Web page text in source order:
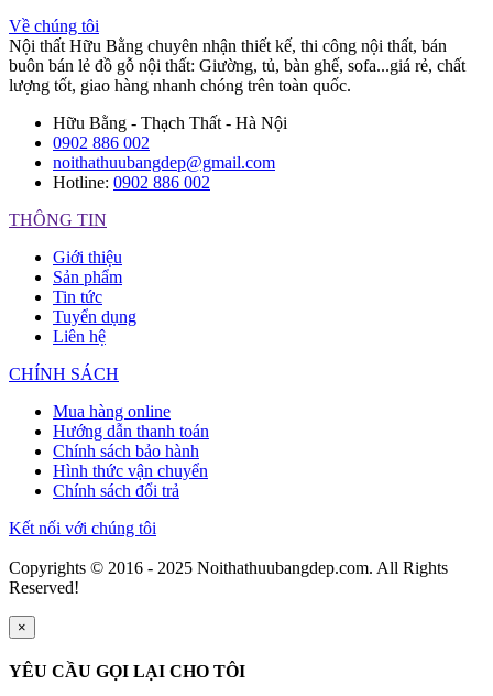
Về chúng tôi
Nội thất Hữu Bằng chuyên nhận thiết kế, thi công nội thất, bán
buôn bán lẻ đồ gỗ nội thất: Giường, tủ, bàn ghế, sofa...giá rẻ, chất
lượng tốt, giao hàng nhanh chóng trên toàn quốc.
Hữu Bằng - Thạch Thất - Hà Nội
0902 886 002
noithathuubangdep@gmail.com
Hotline: 0902 886 002
THÔNG TIN
Giới thiệu
Sản phẩm
Tin tức
Tuyển dụng
Liên hệ
CHÍNH SÁCH
Mua hàng online
Hướng dẫn thanh toán
Chính sách bảo hành
Hình thức vận chuyển
Chính sách đổi trả
Kết nối với chúng tôi
Copyrights © 2016 - 2025 Noithathuubangdep.com. All Rights
Reserved!
×
YÊU CẦU GỌI LẠI CHO TÔI